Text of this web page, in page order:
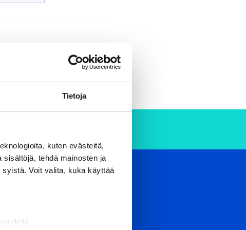
Tietoja
kuten evästeitä,
sisältöjä, tehdä mainosten ja
Voit valita, kuka käyttää
OUTDOOR RESORT